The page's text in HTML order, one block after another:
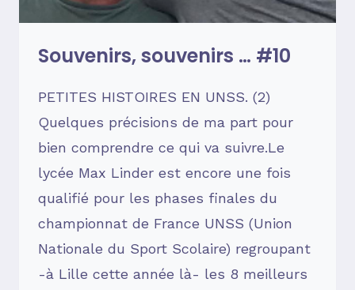
Souvenirs, souvenirs … #10
PETITES HISTOIRES EN UNSS. (2)
Quelques précisions de ma part pour
bien comprendre ce qui va suivre.Le
lycée Max Linder est encore une fois
qualifié pour les phases finales du
championnat de France UNSS (Union
Nationale du Sport Scolaire) regroupant
-à Lille cette année là- les 8 meilleurs